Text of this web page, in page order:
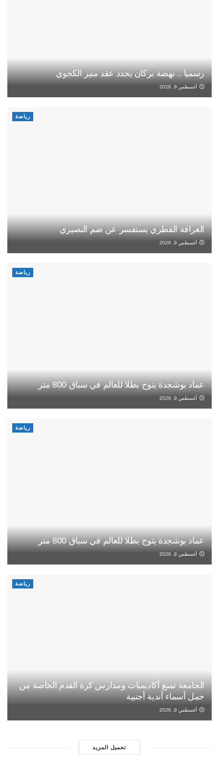
رسميا .. نهضة بركان يجدد عقد منير الكجوي
أغسطس 9, 2026
رياضة
الغرافة القطري يستفسر عن ضم النصيري
أغسطس 9, 2026
رياضة
عماد بوشجدة يتوج بطلا للعالم في سباق 800 متر
أغسطس 9, 2026
رياضة
عماد بوشجدة يتوج بطلا للعالم في سباق 800 متر
أغسطس 9, 2026
رياضة
الجامعة تمنع أكاديميات ومدارس كرة القدم الخاصة من
حمل أسماء أندية أجنبية
أغسطس 9, 2026
تحميل المزيد